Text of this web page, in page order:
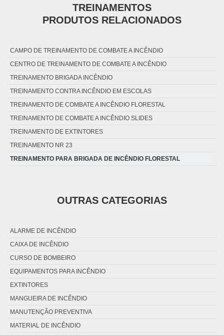
TREINAMENTOS
PRODUTOS RELACIONADOS
CAMPO DE TREINAMENTO DE COMBATE A INCÊNDIO
CENTRO DE TREINAMENTO DE COMBATE A INCÊNDIO
TREINAMENTO BRIGADA INCÊNDIO
TREINAMENTO CONTRA INCÊNDIO EM ESCOLAS
TREINAMENTO DE COMBATE A INCÊNDIO FLORESTAL
TREINAMENTO DE COMBATE A INCÊNDIO SLIDES
TREINAMENTO DE EXTINTORES
TREINAMENTO NR 23
TREINAMENTO PARA BRIGADA DE INCÊNDIO FLORESTAL
OUTRAS CATEGORIAS
ALARME DE INCÊNDIO
CAIXA DE INCÊNDIO
CURSO DE BOMBEIRO
EQUIPAMENTOS PARA INCÊNDIO
EXTINTORES
MANGUEIRA DE INCÊNDIO
MANUTENÇÃO PREVENTIVA
MATERIAL DE INCÊNDIO